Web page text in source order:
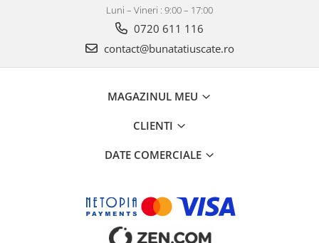
Luni – Vineri : 9:00 – 17:00
0720 611 116
contact@bunatatiuscate.ro
MAGAZINUL MEU
CLIENTI
DATE COMERCIALE